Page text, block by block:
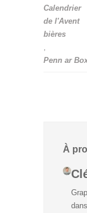
Calendrier
de l'Avent
bières
Penn ar
À